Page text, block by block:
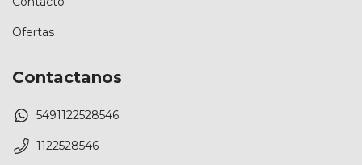
Ofertas
Contactanos
5491122528546
1122528546